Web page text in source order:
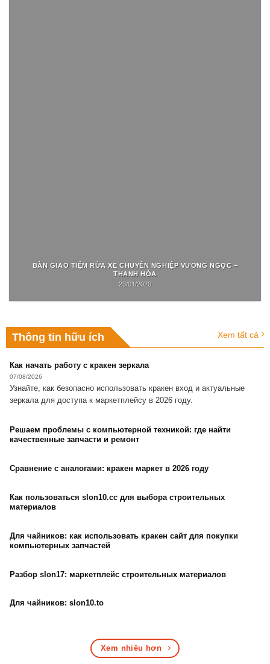
BÀN GIAO TIỆM RỬA XE CHUYÊN NGHIỆP VƯƠNG NGỌC –
THANH HÓA
23/01/2020
Thông tin hữu ích Xem tất cả
Как начать работу с кракен зеркала
07/08/2026
Узнайте, как безопасно использовать кракен вход и актуальные
зеркала для доступа к маркетплейсу в 2026 году.
Решаем проблемы с компьютерной техникой: где найти
качественные запчасти и ремонт
Сравнение с аналогами: кракен маркет в 2026 году
Как пользоваться slon10.cc для выбора строительных
материалов
Для чайников: как использовать кракен сайт для покупки
компьютерных запчастей
Разбор slon17: маркетплейс строительных материалов
Для чайников: slon10.to
Xem nhiều hơn